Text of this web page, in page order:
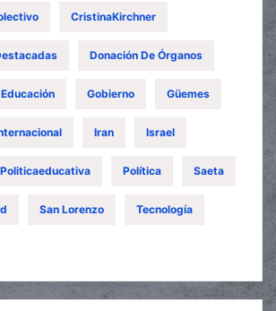
CristinaKirchner
Donación De Órganos
Educación Gobierno Güemes
Iran Israel
Politicaeducativa Política Saeta
San Lorenzo Tecnología